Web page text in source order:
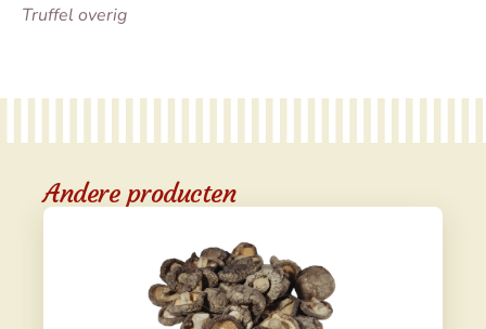
Truffel overig
Andere producten